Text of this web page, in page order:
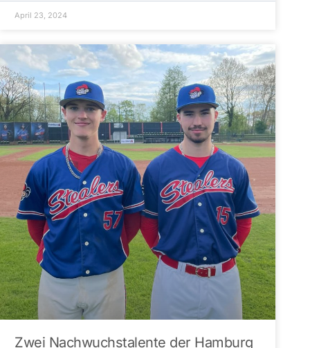
April 23, 2024
Zwei Nachwuchstalente der Hamburg